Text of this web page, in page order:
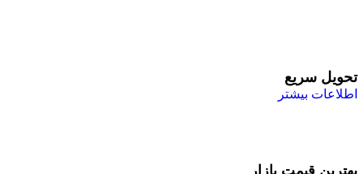
تحویل سریع
اطلاعات بیشتر